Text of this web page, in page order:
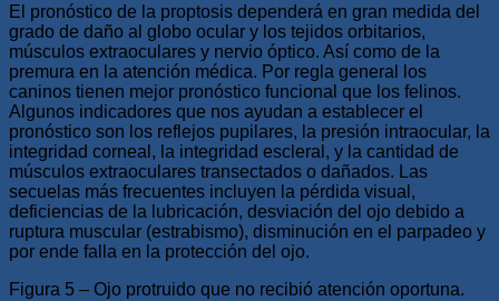
El pronóstico de la proptosis dependerá en gran medida del
grado de daño al globo ocular y los tejidos orbitarios,
músculos extraoculares y nervio óptico. Así como de la
premura en la atención médica. Por regla general los
caninos tienen mejor pronóstico funcional que los felinos.
Algunos indicadores que nos ayudan a establecer el
pronóstico son los reflejos pupilares, la presión intraocular, la
integridad corneal, la integridad escleral, y la cantidad de
músculos extraoculares transectados o dañados. Las
secuelas más frecuentes incluyen la pérdida visual,
deficiencias de la lubricación, desviación del ojo debido a
ruptura muscular (estrabismo), disminución en el parpadeo y
por ende falla en la protección del ojo.
Figura 5 – Ojo protruido que no recibió atención oportuna.